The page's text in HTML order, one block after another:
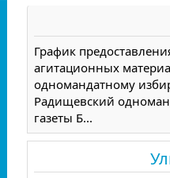
График
агитационных
одномандатному
Радищевский
газеты Б...